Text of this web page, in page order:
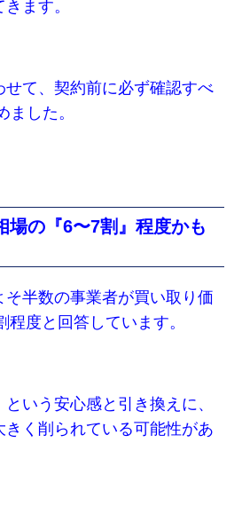
ます。
て、契約前に必ず確認すべ
ました。
の『6〜7割』程度かも
半数の事業者が買い取り価
度と回答しています。
という安心感と引き換えに、
く削られている可能性があ